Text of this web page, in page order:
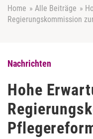
Home » Alle Beiträge »
Regierungskommission
Nachrichten
Hohe